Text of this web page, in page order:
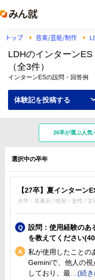
トップ 音楽/芸能/制作
LDHのインターン
（全3件）
インターンESの設問・回答例
体験記を投稿する
26卒が選ぶ人気
選択中の卒年
【27卒】夏インターン
大学：非表示 / 性別：女性 / 文
設問：使用経験のあ
を教えてください
私が使用したことの
Geminiで、他人の
しており、最